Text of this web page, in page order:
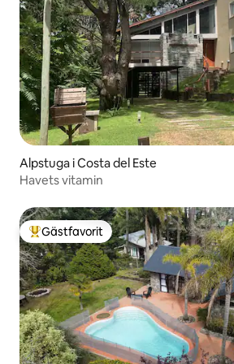
Alpstuga i Costa del Este
Havets vitamin
Populär gästfavorit
Gästfavorit